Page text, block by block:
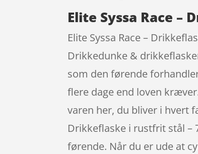
Elite Syssa Race
Elite Syssa Race –
Drikkedunke &
som den førende
flere dage end loven
varen her, du bliver i hvert
Drikkeflaske i rustfrit stål –
førende. Når du er ude at